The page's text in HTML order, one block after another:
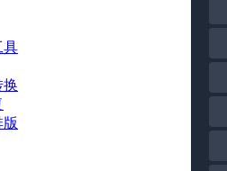
具
换